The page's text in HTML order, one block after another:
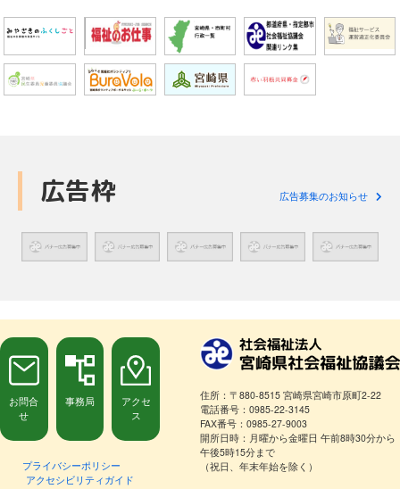
広告枠 広告募集のお知らせ
お問合
せ
事務局
アクセ
ス
プライバシーポリシー
アクセシビリティガイド
住所：〒880-8515 宮崎県宮崎市原町2-22
電話番号：0985-22-3145
FAX番号：0985-27-9003
開所日時：月曜から金曜日 午前8時30分から
午後5時15分まで
（祝日、年末年始を除く）